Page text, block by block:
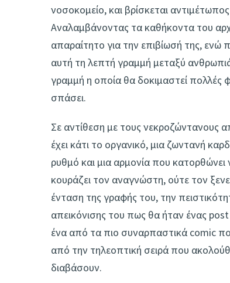
νοσοκομείο, και βρίσκεται
Αναλαμβάνοντας τα καθήκοντα του
απαραίτητο για την επιβίωσή της, ενώ
αυτή τη λεπτή γραμμή μεταξύ
γραμμή η οποία θα δοκιμαστεί πολλές
σπάσει.
Σε αντίθεση με τους νεκροζώντανους
έχει κάτι το οργανικό, μια ζωντανή
ρυθμό και μια αρμονία που
κουράζει τον αναγνώστη, ούτε τον
ένταση της γραφής του, την
απεικόνισης του πως θα ήταν ένας
ένα από τα πιο συναρπαστικά comic
από την τηλεοπτική σειρά που
διαβάσουν.